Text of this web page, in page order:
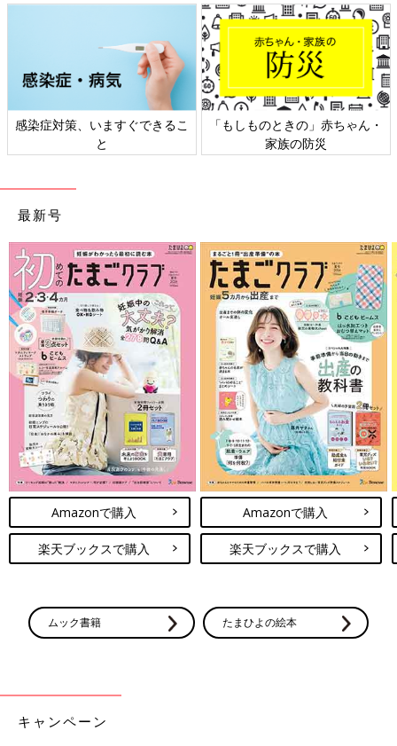
megumiさんは、黒のニット帽でリンクコーデを♪ コーデの中に
1点でも同じアイテムがあると、グッと仲良し感が出て素敵です
などを合わせても◎。お子さんの帽子が、うさ耳になっているの
も可愛いですね！
ブルー×ホワイト縛りの爽やかなリンクコーデ
感染症対策、いますぐできるこ
と
「もしものときの」赤ちゃん・
家族の防災
最新号
Amazonで購入
楽天ブックスで購入
Amazonで購入
楽天ブックスで購入
ムック書籍 たまひよの絵本
キャンペーン